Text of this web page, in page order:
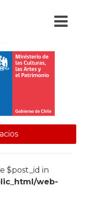
$post_id in
web-